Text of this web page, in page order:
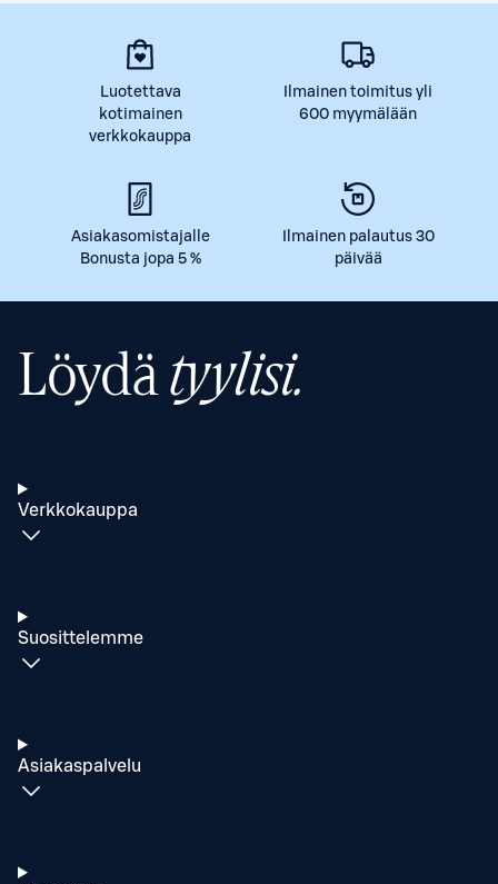
Luotettava
kotimainen
verkkokauppa
Ilmainen toimitus yli
600 myymälään
Asiakasomistajalle
Bonusta jopa 5 %
Ilmainen palautus 30
päivää
Löydätyylisi.
Verkkokauppa
Suosittelemme
Asiakaspalvelu